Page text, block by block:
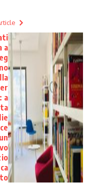
a
no
a
un
to